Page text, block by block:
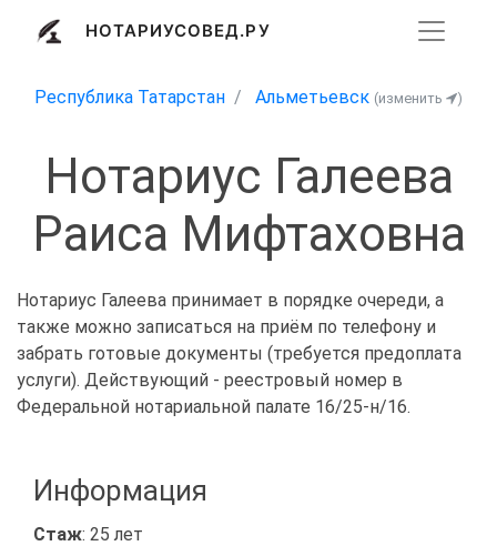
НОТАРИУСОВЕД.РУ
Республика Татарстан Альметьевск (изменить )
Нотариус Галеева
Раиса Мифтаховна
Нотариус Галеева принимает в порядке очереди, а
также можно записаться на приём по телефону и
забрать готовые документы (требуется предоплата
услуги). Действующий - реестровый номер в
Федеральной нотариальной палате 16/25-н/16.
Информация
Стаж: 25 лет